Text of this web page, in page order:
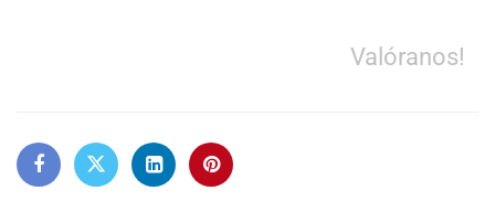
Valóranos!